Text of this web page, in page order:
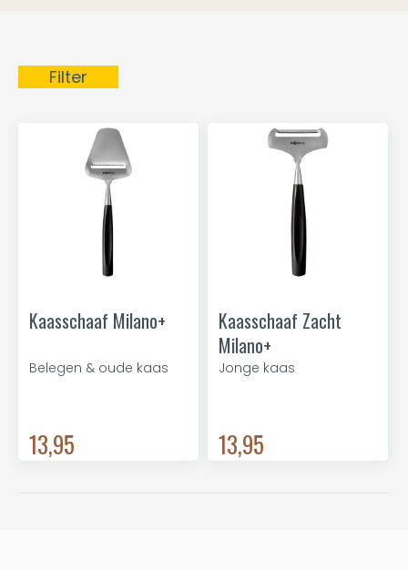
Filter
Kaasschaaf Milano+
Belegen & oude kaas
13,95
Kaasschaaf Zacht
Milano+
Jonge kaas
13,95